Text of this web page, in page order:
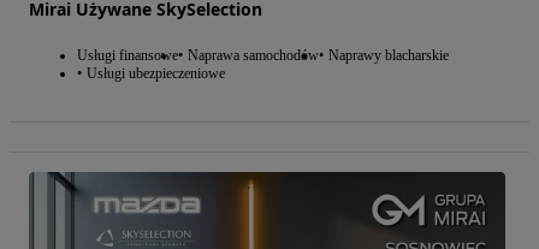
Mirai Używane SkySelection
Usługi finansowe Naprawa samochodów Naprawy blacharskie
Usługi ubezpieczeniowe